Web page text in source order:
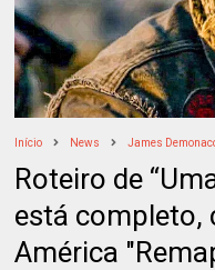
Início News James
Roteiro de
está completo,
América